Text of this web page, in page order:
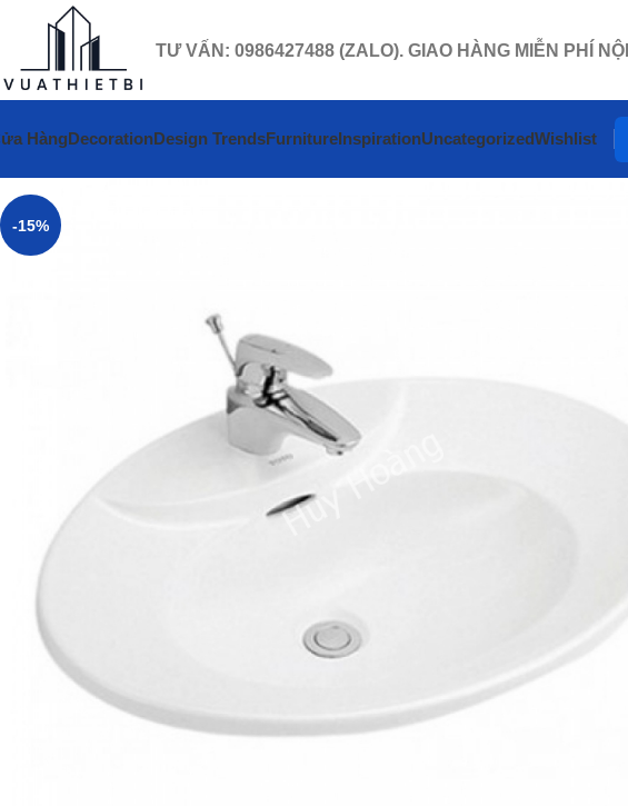
TƯ VẤN: 0986427488 (ZALO). GIAO HÀNG MIỄN PHÍ
HàngDecorationDesign TrendsFurnitureInspirationUncategorizedWishlist
-15%